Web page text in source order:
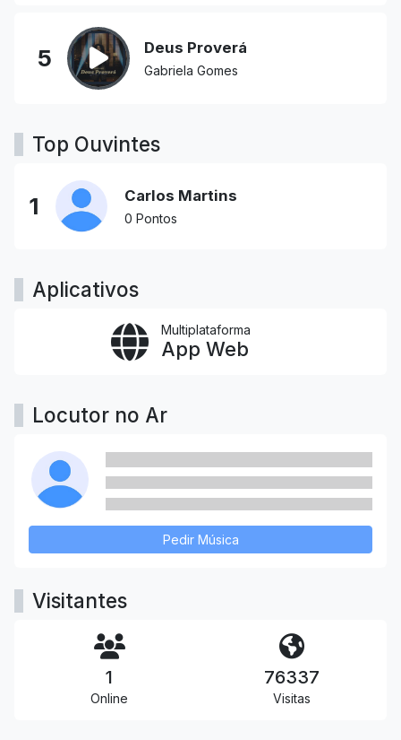
5 Deus Proverá
Gabriela Gomes
Top Ouvintes
1 Carlos Martins
0 Pontos
Aplicativos
Multiplataforma
App Web
Locutor no Ar
Pedir Música
Visitantes
1
Online
76337
Visitas